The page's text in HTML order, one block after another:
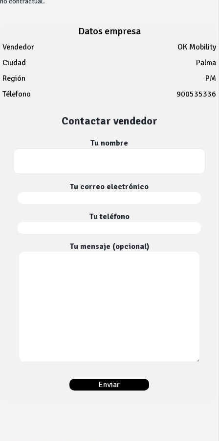
Datos empresa
Vendedor
OK Mobility
Ciudad
Palma
Región
PM
Télefono
900535336
Contactar vendedor
Tu nombre
Tu correo electrónico
Tu teléfono
Tu mensaje (opcional)